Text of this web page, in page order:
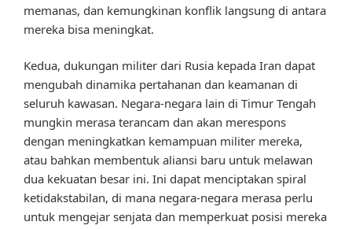
memanas, dan kemungkinan konflik langsung di antara
mereka bisa meningkat.
Kedua, dukungan militer dari Rusia kepada Iran dapat
mengubah dinamika pertahanan dan keamanan di
seluruh kawasan. Negara-negara lain di Timur Tengah
mungkin merasa terancam dan akan merespons
dengan meningkatkan kemampuan militer mereka,
atau bahkan membentuk aliansi baru untuk melawan
dua kekuatan besar ini. Ini dapat menciptakan spiral
ketidakstabilan, di mana negara-negara merasa perlu
untuk mengejar senjata dan memperkuat posisi mereka